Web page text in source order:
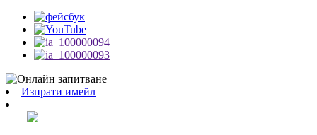
Изпрати имейл